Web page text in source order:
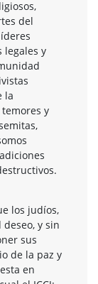
del
legales y
la
y
los judíos,
y sin
sus
de la paz y
en